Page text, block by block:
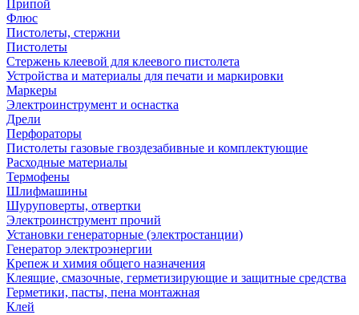
Припой
Флюс
Пистолеты, стержни
Пистолеты
Стержень клеевой для клеевого пистолета
Устройства и материалы для печати и маркировки
Маркеры
Электроинструмент и оснастка
Дрели
Перфораторы
Пистолеты газовые гвоздезабивные и комплектующие
Расходные материалы
Термофены
Шлифмашины
Шуруповерты, отвертки
Электроинструмент прочий
Установки генераторные (электростанции)
Генератор электроэнергии
Крепеж и химия общего назначения
Клеящие, смазочные, герметизирующие и защитные средства
Герметики, пасты, пена монтажная
Клей